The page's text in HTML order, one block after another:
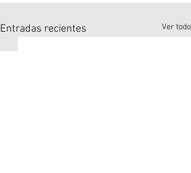
Entradas recientes Ver todo